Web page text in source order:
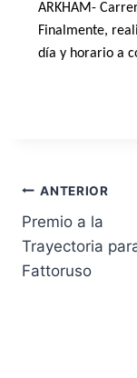
ARKHAM-
Finalmente,
día y horario a
ANTERIOR
Premio a la
Trayectoria
Fattoruso